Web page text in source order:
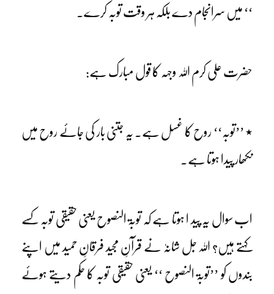
‘‘ میں سرانجام دے بلکہ ہر وقت توبہ کرے۔
حضرت علی کرم اللہ وجہہ کا قول مبارک ہے:
٭ ’’توبہ‘‘ روح کا غسل ہے۔ یہ جتنی بار کی جائے روح میں
نکھار پیدا ہوتا ہے۔
اب سوال یہ پید ا ہوتا ہے کہ توبۃ النصوح یعنی حقیقی توبہ کسے
کہتے ہیں؟ اللہ جل شانہٗ نے قرآنِ مجید فرقانِ حمید میں اپنے
بندوں کو ’’توبۃ النصوح ‘‘ یعنی حقیقی توبہ کا حکم دیتے ہوئے